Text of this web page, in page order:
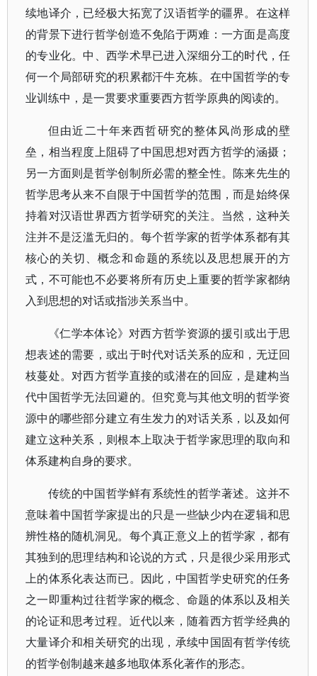
续地译介，已经极大拓宽了汉语哲学的疆界。在这样
的背景下进行哲学创造不免陷于两难：一方面是高度
的专业化。中、西学术早已进入深细分工的时代，任
何一个局部研究的积累都汗牛充栋。在中国哲学的专
业训练中，是一贯要求重要西方哲学原典的阅读的。
但由近二十年来西哲研究的整体风尚形成的壁
垒，相当程度上阻碍了中国思想对西方哲学的涵摄；
另一方面则是哲学创制所必需的整全性。陈来先生的
哲学思考从来不自限于中国哲学的范围，而是始终保
持着对汉语世界西方哲学研究的关注。当然，这种关
注并不是泛滥无归的。每个哲学家的哲学体系都有其
核心的关切、概念和命题的系统以及思想展开的方
式，不可能也不必要将所有历史上重要的哲学家都纳
入到思想的对话或指涉关系当中。
《仁学本体论》对西方哲学资源的援引或出于思
想表述的需要，或出于时代对话关系的应和，无迂回
枝蔓处。对西方哲学直接的或潜在的回应，是建构当
代中国哲学无法回避的。但究竟与其他文明的哲学资
源中的哪些部分建立有生发力的对话关系，以及如何
建立这种关系，则根本上取决于哲学家思理的取向和
体系建构自身的要求。
传统的中国哲学鲜有系统性的哲学著述。这并不
意味着中国哲学家提出的只是一些缺少内在逻辑和思
辨性格的随机洞见。每个真正意义上的哲学家，都有
其独到的思理结构和论说的方式，只是很少采用形式
上的体系化表达而已。因此，中国哲学史研究的任务
之一即重构过往哲学家的概念、命题的体系以及相关
的论证和思考过程。近代以来，随着西方哲学经典的
大量译介和相关研究的出现，承续中国固有哲学传统
的哲学创制越来越多地取体系化著作的形态。